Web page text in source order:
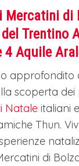
con gesti
a ogni
a mano
Il
la filosofia
con
inalterato
Mercatini di
del Trentino
4 Aquile
approfondito
scoperta dei
Natale italiani
Thun.
di